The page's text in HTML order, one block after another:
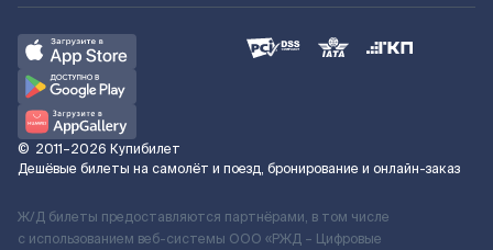
© 2011–2026 Купибилет
Дешёвые билеты на самолёт и поезд, бронирование и онлайн-заказ
Ж/Д билеты предоставляются партнёрами, в том числе
с использованием веб-системы ООО «РЖД – Цифровые